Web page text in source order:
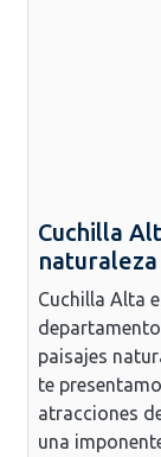
Cuchilla
naturaleza
Cuchilla Alta
paisajes
te
atracciones
una